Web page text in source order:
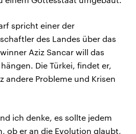
spricht einer der
des Landes über das
Aziz Sancar will das
Die Türkei, findet er,
andere Probleme und Krisen
ich denke, es sollte jedem
ob er an die Evolution glaubt,